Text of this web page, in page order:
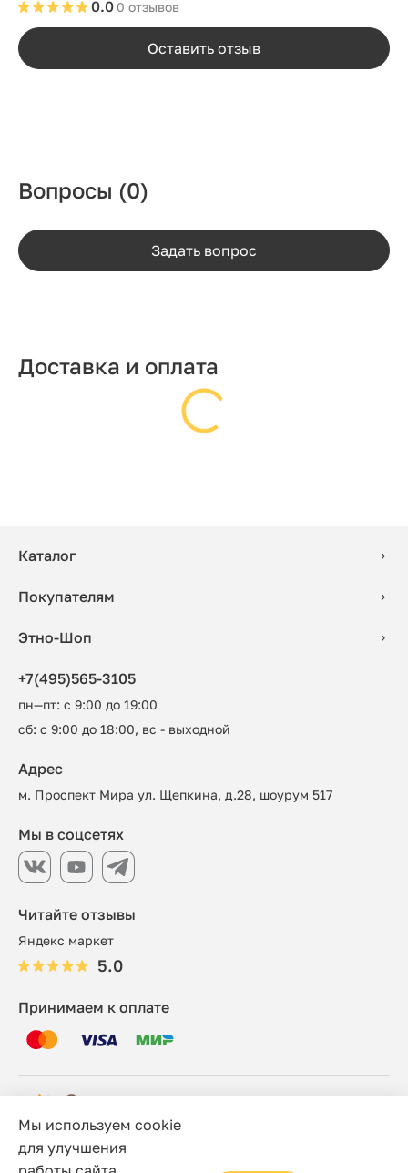
0 отзывов
0.0
Оставить отзыв
Вопросы (0)
Задать вопрос
Доставка и оплата
Каталог
Покупателям
Этно-Шоп
+7(495)565-3105
пн—пт: с 9:00 до 19:00
сб: с 9:00 до 18:00, вс - выходной
Читайте отзывы
Яндекс маркет
5.0
Адрес
м. Проспект Мира ул. Щепкина, д.28, шоурум 517
Принимаем к оплате
Мы в соцсетях
© 2006 - 2026 Этно-шоп, Интернет-магазин
Мы используем cookie
для улучшения